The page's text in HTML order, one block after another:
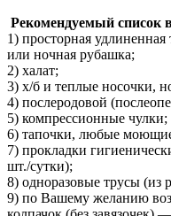
Рекомендуемый список
1) просторная
или ночная рубашка;
2) халат;
3) х/б и теплые носочки,
4) послеродовой
5) компрессионные чулки;
6) тапочки, любые
7) прокладки
шт./сутки);
8) одноразовые трусы (из
9) по Вашему желанию